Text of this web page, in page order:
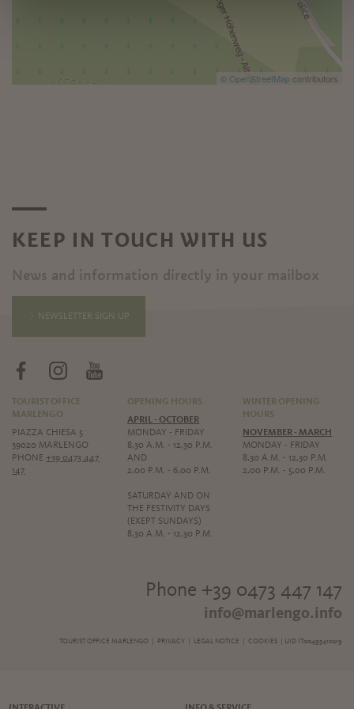
© OpenStreetMapcontributors
KEEP IN TOUCH WITH US
News and information directly in your mailbox
NEWSLETTER SIGN UP
TOURIST OFFICE
MARLENGO
PIAZZA CHIESA 5
39020 MARLENGO
PHONE+39 0473 447
147
OPENING HOURS
APRIL - OCTOBER
MONDAY - FRIDAY
8,30 A.M. - 12,30 P.M.
AND
2,00 P.M. - 6,00 P.M.
SATURDAY AND ON
THE FESTIVITY DAYS
(EXEPT SUNDAYS)
8,30 A.M. - 12,30 P.M.
WINTER OPENING
HOURS
NOVEMBER - MARCH
MONDAY - FRIDAY
8,30 A.M. - 12,30 P.M.
2,00 P.M. - 5,00 P.M.
Phone +39 0473 447 147
info@marlengo.info
TOURIST OFFICE MARLENGO | PRIVACY| LEGAL NOTICE COOKIES | UID IT00495410219